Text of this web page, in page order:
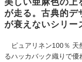
が走る。古典的デ
が衰えないシリー
ピュアリネン100％ 天
るハッカバック織りで優